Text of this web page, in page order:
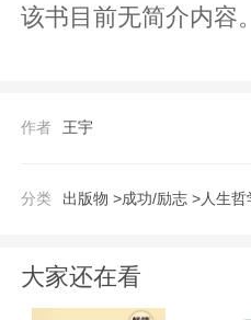
该书目前无简介内容。
作者 王宇
分类 出版物 >成功/励志 >人生哲
大家还在看